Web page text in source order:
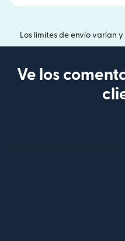
Los límites de envío varían
Ve los